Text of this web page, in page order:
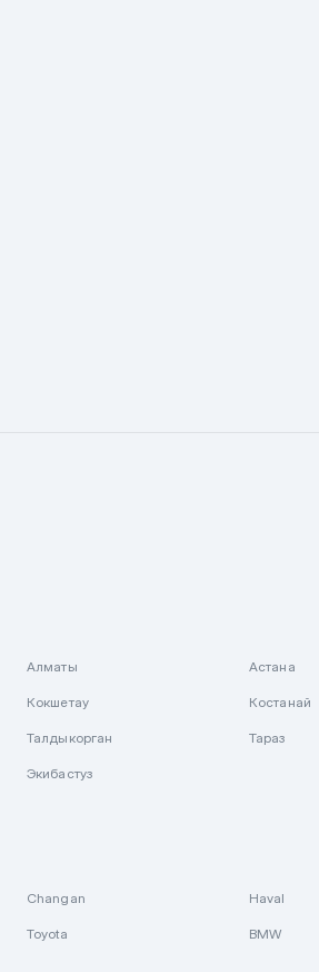
Алматы Астана
Кокшетау Костанай
Талдыкорган Тараз
Экибастуз
Changan Haval
Toyota BMW